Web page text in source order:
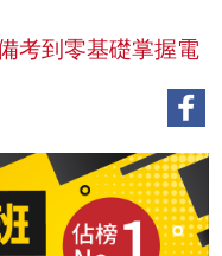
考到零基礎掌握電